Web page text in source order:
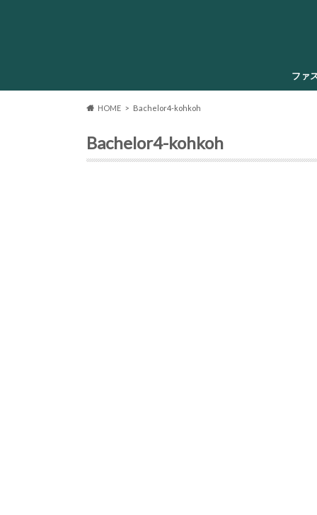
ファ
HOME Bachelor4-kohkoh
Bachelor4-kohkoh